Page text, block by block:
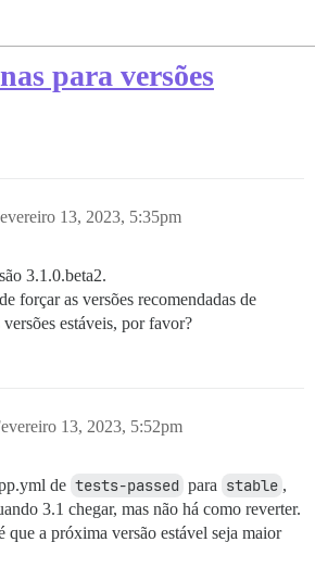
para versões
13, 2023, 5:35pm
3.1.0.beta2.
forçar as versões recomendadas de
estáveis, por favor?
13, 2023, 5:52pm
de tests-passed para stable ,
3.1 chegar, mas não há como reverter.
que a próxima versão estável seja maior